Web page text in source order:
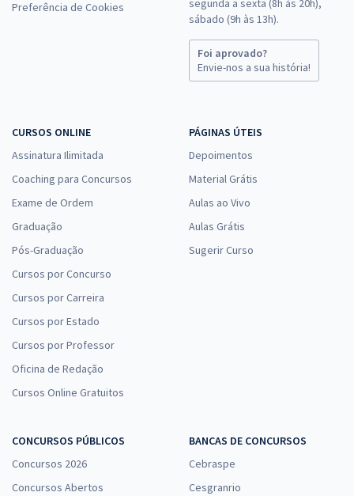
Preferência de Cookies
segunda a sexta (8h às 20h),
sábado (9h às 13h).
Foi aprovado?
Envie-nos a sua história!
CURSOS ONLINE
Assinatura Ilimitada
Coaching para Concursos
Exame de Ordem
Graduação
Pós-Graduação
Cursos por Concurso
Cursos por Carreira
Cursos por Estado
Cursos por Professor
Oficina de Redação
Cursos Online Gratuitos
PÁGINAS ÚTEIS
Depoimentos
Material Grátis
Aulas ao Vivo
Aulas Grátis
Sugerir Curso
CONCURSOS PÚBLICOS
Concursos 2026
Concursos Abertos
BANCAS DE CONCURSOS
Cebraspe
Cesgranrio